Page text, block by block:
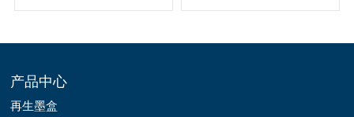
产品中心
再生墨盒